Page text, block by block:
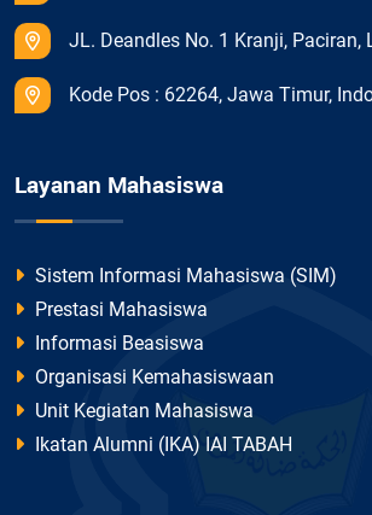
JL. Deandles No. 1 Kranji, Paciran,
Kode Pos : 62264, Jawa Timur,
Layanan Mahasiswa
Sistem Informasi Mahasiswa (SIM)
Prestasi Mahasiswa
Informasi Beasiswa
Organisasi Kemahasiswaan
Unit Kegiatan Mahasiswa
Ikatan Alumni (IKA) IAI TABAH